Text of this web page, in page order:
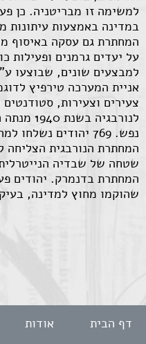
למשימה זו מבריטניה. כן
במדינה באמצעות עיתונות
המחתרת גם עסקה באיסוף
על יעדים גרמנים ופעילות
למבצעים שונים, שבוצעו
אניית המערכה טירפיץ
צעירים וצעירות,
שטחה של שבדיה
המחתרת בדנמרק. יהודים
שהוקמו מחוץ למדינה,
דף הבית אודות